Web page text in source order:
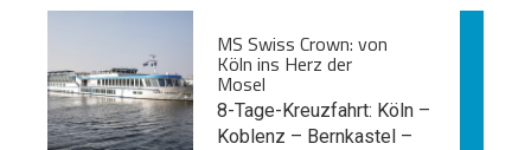
MS Swiss Crown: von
Köln ins Herz der
Mosel
8-Tage-Kreuzfahrt: Köln –
Koblenz – Bernkastel –